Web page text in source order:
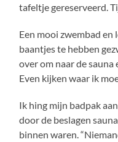
tafeltje gereserveerd.
Een mooi zwembad en
baantjes te hebben
over om naar de
Even kijken waar ik
Ik hing mijn badpak
door de beslagen
binnen waren.